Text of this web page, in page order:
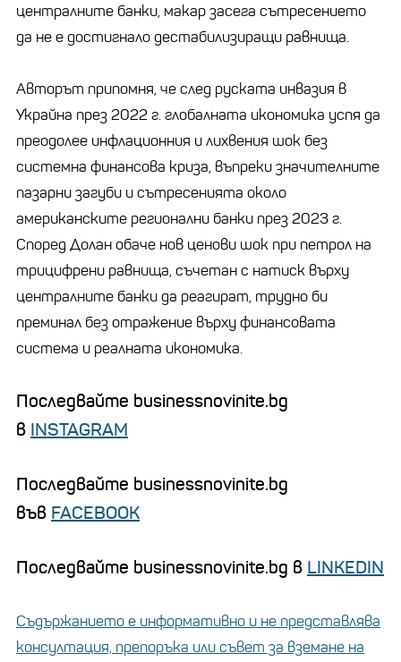
централните банки, макар засега сътресението
да не е достигнало дестабилизиращи равнища.
Авторът припомня, че след руската инвазия в
Украйна през 2022 г. глобалната икономика успя да
преодолее инфлационния и лихвения шок без
системна финансова криза, въпреки значителните
пазарни загуби и сътресенията около
американските регионални банки през 2023 г.
Според Долан обаче нов ценови шок при петрол на
трицифрени равнища, съчетан с натиск върху
централните банки да реагират, трудно би
преминал без отражение върху финансовата
система и реалната икономика.
Последвайте businessnovinite.bg
в INSTAGRAM
Последвайте businessnovinite.bg
във FACEBOOK
Последвайте businessnovinite.bg в LINKEDIN
Съдържанието е информативно и не представлява
консултация, препоръка или съвет за вземане на